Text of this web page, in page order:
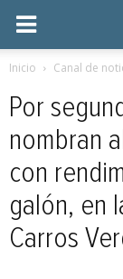
Inicio Canal de
Por
nombran
con
galón, en
Carros